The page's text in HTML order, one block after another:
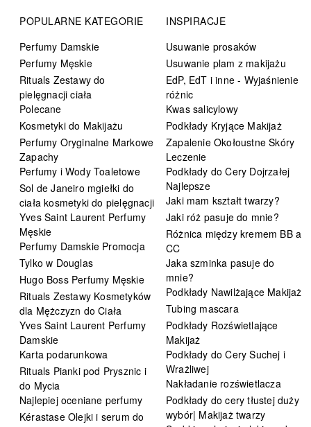
POPULARNE KATEGORIE
Perfumy Damskie
Perfumy Męskie
Rituals Zestawy do
pielęgnacji ciała
Polecane
Kosmetyki do Makijażu
Perfumy Oryginalne Markowe
Zapachy
Perfumy i Wody Toaletowe
Sol de Janeiro mgiełki do
ciała kosmetyki do pielęgnacji
Yves Saint Laurent Perfumy
Męskie
Perfumy Damskie Promocja
Tylko w Douglas
Hugo Boss Perfumy Męskie
Rituals Zestawy Kosmetyków
dla Mężczyzn do Ciała
Yves Saint Laurent Perfumy
Damskie
Karta podarunkowa
Rituals Pianki pod Prysznic i
do Mycia
Najlepiej oceniane perfumy
Kérastase Olejki i serum do
INSPIRACJE
Usuwanie prosaków
Usuwanie plam z makijażu
EdP, EdT i inne - Wyjaśnienie
różnic
Kwas salicylowy
Podkłady Kryjące Makijaż
Zapalenie Okołoustne Skóry
Leczenie
Podkłady do Cery Dojrzałej
Najlepsze
Jaki mam kształt twarzy?
Jaki róż pasuje do mnie?
Różnica między kremem BB a
CC
Jaka szminka pasuje do
mnie?
Podkłady Nawilżające Makijaż
Tubing mascara
Podkłady Rozświetlające
Makijaż
Podkłady do Cery Suchej i
Wrażliwej
Nakładanie rozświetlacza
Podkłady do cery tłustej duży
wybór| Makijaż twarzy